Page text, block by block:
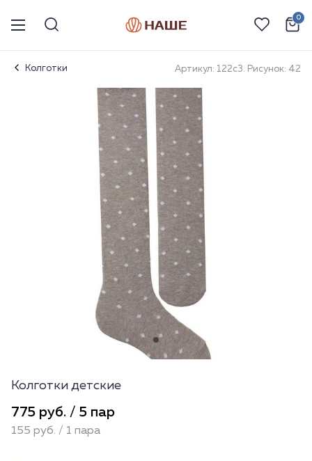
0
Колготки Артикул: 122с3. Рисунок: 42
Колготки детские
775 руб. / 5 пар
155 руб. / 1 пара